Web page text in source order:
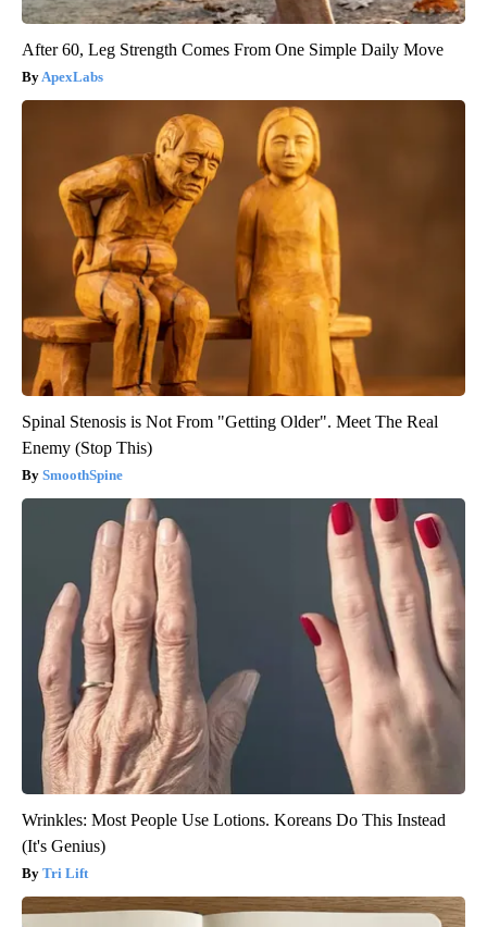
After 60, Leg Strength Comes From One Simple Daily Move
ApexLabs
Spinal Stenosis is Not From "Getting Older". Meet The Real
Enemy (Stop This)
SmoothSpine
Wrinkles: Most People Use Lotions. Koreans Do This Instead
(It's Genius)
Tri Lift